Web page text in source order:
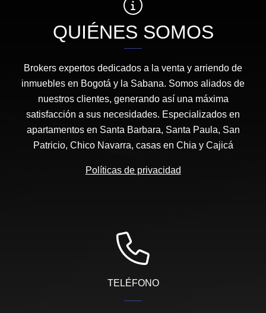
QUIÉNES SOMOS
Brokers expertos dedicados a la venta y arriendo de
inmuebles en Bogotá y la Sabana. Somos aliados de
nuestros clientes, generando así una máxima
satisfacción a sus necesidades. Especializados en
apartamentos en Santa Barbara, Santa Paula, San
Patricio, Chico Navarra, casas en Chia y Cajicá
Políticas de privacidad
TELÉFONO